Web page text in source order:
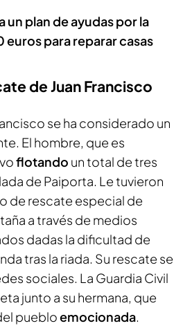
un plan de ayudas por la
euros para reparar casas
de Juan Francisco
se ha considerado un
El hombre, que es
flotando un total de tres
de Paiporta. Le tuvieron
de rescate especial de
a través de medios
dadas la dificultad de
tras la riada. Su rescate se
sociales. La Guardia Civil
junto a su hermana, que
puebloemocionada.